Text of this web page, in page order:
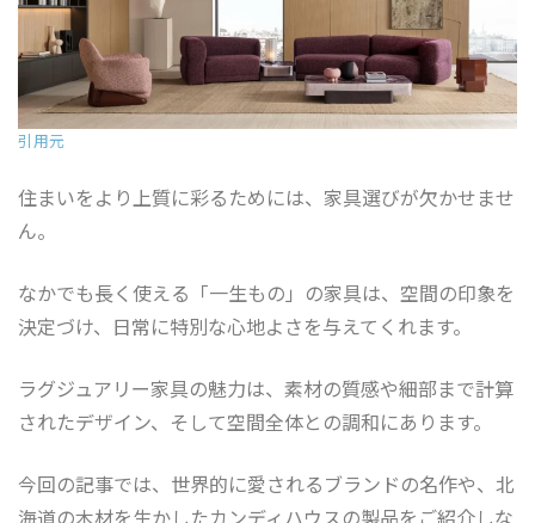
引用元
住まいをより上質に彩るためには、家具選びが欠かせませ
ん。
なかでも長く使える「一生もの」の家具は、空間の印象を
決定づけ、日常に特別な心地よさを与えてくれます。
ラグジュアリー家具の魅力は、素材の質感や細部まで計算
されたデザイン、そして空間全体との調和にあります。
今回の記事では、世界的に愛されるブランドの名作や、北